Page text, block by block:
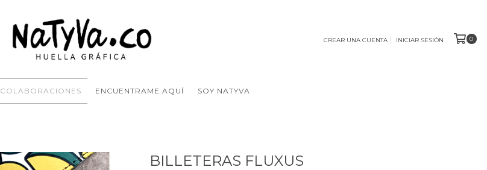
CREAR UNA CUENTA INICIAR SESIÓN 0
COLABORACIONES ENCUENTRAME AQUÍ SOY NATYVA
BILLETERAS FLUXUS